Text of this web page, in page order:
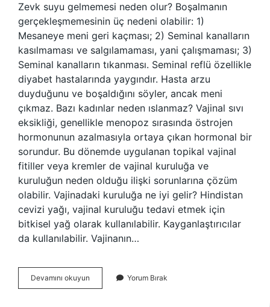
Zevk suyu gelmemesi neden olur? Boşalmanın
gerçekleşmemesinin üç nedeni olabilir: 1)
Mesaneye meni geri kaçması; 2) Seminal kanalların
kasılmaması ve salgılamaması, yani çalışmaması; 3)
Seminal kanalların tıkanması. Seminal reflü özellikle
diyabet hastalarında yaygındır. Hasta arzu
duyduğunu ve boşaldığını söyler, ancak meni
çıkmaz. Bazı kadınlar neden ıslanmaz? Vajinal sıvı
eksikliği, genellikle menopoz sırasında östrojen
hormonunun azalmasıyla ortaya çıkan hormonal bir
sorundur. Bu dönemde uygulanan topikal vajinal
fitiller veya kremler de vajinal kuruluğa ve
kuruluğun neden olduğu ilişki sorunlarına çözüm
olabilir. Vajinadaki kuruluğa ne iyi gelir? Hindistan
cevizi yağı, vajinal kuruluğu tedavi etmek için
bitkisel yağ olarak kullanılabilir. Kayganlaştırıcılar
da kullanılabilir. Vajinanın…
Devamını okuyun
Islaklık
Yorum Bırak